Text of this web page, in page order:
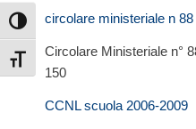
Attiva/disattiva alto contrasto
Attiva/disattiva dimensione testo
circolare ministeriale n 88
Circolare Ministeriale n°
150
CCNL scuola 2006-2009